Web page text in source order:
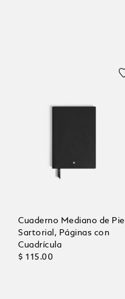
Cuaderno Mediano de Piel
Sartorial, Páginas con
Cuadrícula
$ 115.00